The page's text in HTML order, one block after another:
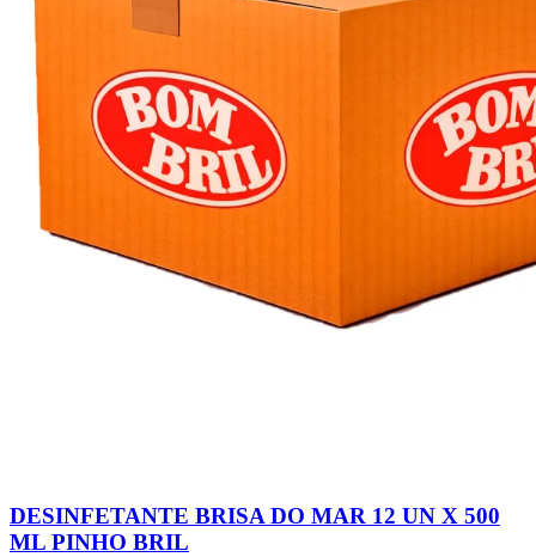
DESINFETANTE BRISA DO MAR 12 UN X 500
ML PINHO BRIL